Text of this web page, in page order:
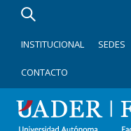
INSTITUCIONAL SEDES
CONTACTO